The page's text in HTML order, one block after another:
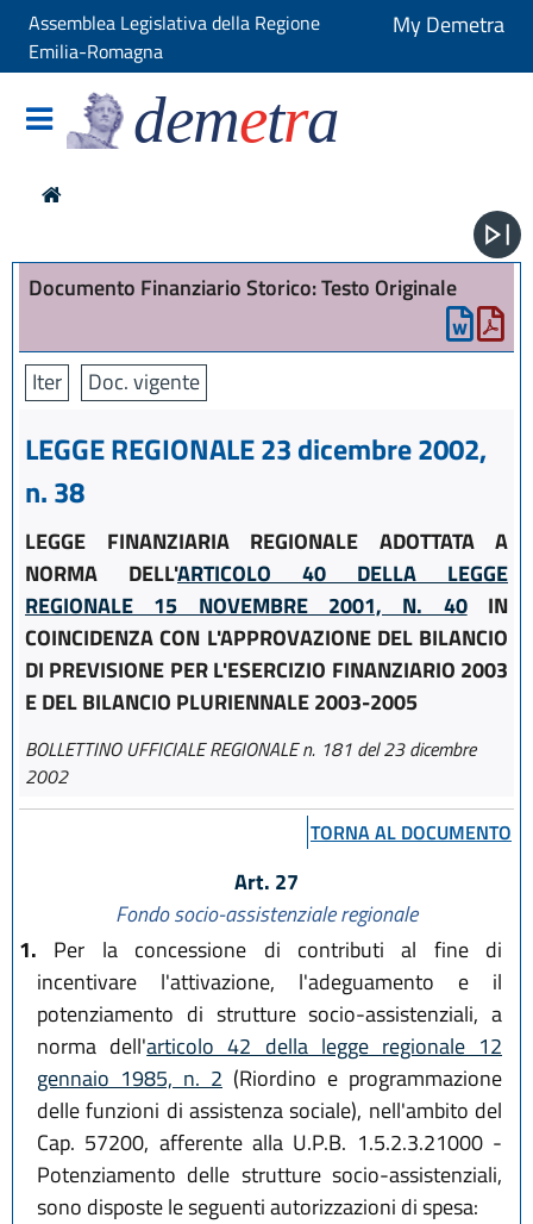
Assemblea Legislativa della Regione
Emilia-Romagna
My Demetra
demetra
Documento Finanziario Storico: Testo Originale
Iter Doc. vigente
LEGGE REGIONALE 23 dicembre 2002,
n. 38
LEGGE FINANZIARIA REGIONALE ADOTTATA A
NORMA DELL'ARTICOLO 40 DELLA LEGGE
REGIONALE 15 NOVEMBRE 2001, N. 40IN
COINCIDENZA CON L'APPROVAZIONE DEL BILANCIO
DI PREVISIONE PER L'ESERCIZIO FINANZIARIO 2003
E DEL BILANCIO PLURIENNALE 2003-2005
BOLLETTINO UFFICIALE REGIONALE n. 181 del 23 dicembre
2002
TORNA AL DOCUMENTO
Art. 27
Fondo socio-assistenziale regionale
1. Per la concessione di contributi al fine di
incentivare l'attivazione, l'adeguamento e il
potenziamento di strutture socio-assistenziali, a
norma dell'articolo 42 della legge regionale 12
gennaio 1985, n. 2 (Riordino e programmazione
delle funzioni di assistenza sociale), nell'ambito del
Cap. 57200, afferente alla U.P.B. 1.5.2.3.21000 -
Potenziamento delle strutture socio-assistenziali,
sono disposte le seguenti autorizzazioni di spesa: